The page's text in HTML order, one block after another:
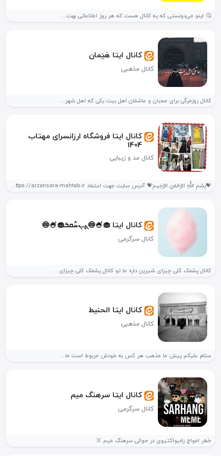
🤔 اینو می‌دونستی که یه کانال هست که هر روز اطلاعاتی بهت...
کانال ایتا هَیَمان
کانال مذهبی
کانال روزمرگی برای محبان و عاشقان اهل بیت یکی که اهل شهر...
کانال ایتا فروشگاه ارزانسرای مهتاب
1404
کانال مد و زیبایی
💝بِسْمِ اللَّهِ الرَّحْمَنِ الرَّحِیمِ💝 آدرس سایت جهت اعتماد https://arzansara-mahtab.ir/ باسابقه ۵سال خرید...
کانال ایتا 🧁🍧🍥ܢ݆ߺܢܚ݅ܩܭ🧁🍧🍥
کانال سرگرمی
کانال پشمک کلی چیزای شیرین داره ما تو کانال پشمک کلی چیزای...
کانال ایتا الحنیط
کانال مذهبی
سلام علیکم پیش ما مذهب هر کس به خودش مربوط است ما...
کانال ایتا سرهنگ میم
کانال سرگرمی
خطر امواج رادیواکتیوی در حوالی سرهنگ میم ☠️